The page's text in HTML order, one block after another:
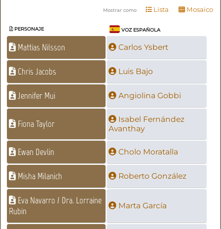
Mostrar como Lista Mosaico
PERSONAJE VOZ ESPAÑOLA
Mattias Nilsson Carlos Ysbert
Chris Jacobs Luis Bajo
Jennifer Mui Angiolina Gobbi
Fiona Taylor
Isabel Fernández
Avanthay
Ewan Devlin Cholo Moratalla
Misha Milanich Roberto González
Eva Navarro / Dra. Lorraine
Rubin
Marta García